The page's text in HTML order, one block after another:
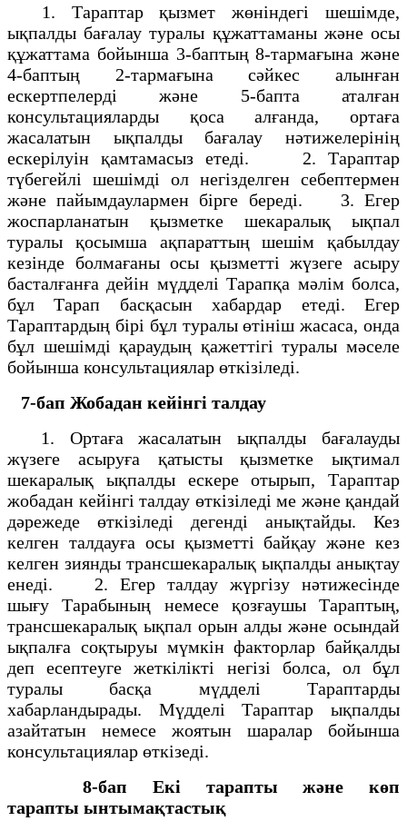
1. Тараптар қызмет жөнiндегi шешiмде,
ықпалды бағалау туралы құжаттаманы және осы
құжаттама бойынша 3-баптың 8-тармағына және
4-баптың 2-тармағына сәйкес алынған
ескертпелердi және 5-бапта аталған
консультацияларды қоса алғанда, ортаға
жасалатын ықпалды бағалау нәтижелерiнің
ескерiлуiн қамтамасыз етедi. 2. Тараптар
түбегейлi шешiмдi ол негiзделген себептермен
және пайымдаулармен бiрге бередi. 3. Егер
жоспарланатын қызметке шекаралық ықпал
туралы қосымша ақпараттың шешiм қабылдау
кезiнде болмағаны осы қызметтi жүзеге асыру
басталғанға дейiн мүдделi Тарапқа мәлiм болса,
бұл Тарап басқасын хабардар етедi. Егер
Тараптардың бiрi бұл туралы өтiнiш жасаса, онда
бұл шешiмдi қараудың қажеттiгi туралы мәселе
бойынша консультациялар өткiзiледi.
7-бап Жобадан кейінгі талдау
1. Ортаға жасалатын ықпалды бағалауды
жүзеге асыруға қатысты қызметке ықтимал
шекаралық ықпалды ескере отырып, Тараптар
жобадан кейiнгі талдау өткiзiледi ме және қандай
дәрежеде өткiзiледi дегендi анықтайды. Кез
келген талдауға осы қызметтi байқау және кез
келген зиянды трансшекаралық ықпалды анықтау
енедi. 2. Егер талдау жүргiзу нәтижесiнде
шығу Тарабының немесе қозғаушы Тараптың,
трансшекаралық ықпал орын алды және осындай
ықпалға соқтыруы мүмкiн факторлар байқалды
деп есептеуге жеткiлiктi негiзi болса, ол бұл
туралы басқа мүдделi Тараптарды
хабарландырады. Мүдделi Тараптар ықпалды
азайтатын немесе жоятын шаралар бойынша
консультациялар өткiзедi.
8-бап Екі тарапты және көп
тарапты ынтымақтастық